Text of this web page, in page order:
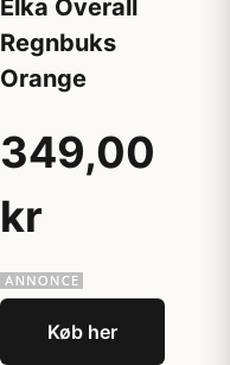
Elka Overall
Regnbuks
Orange
349,00
kr
Køb her